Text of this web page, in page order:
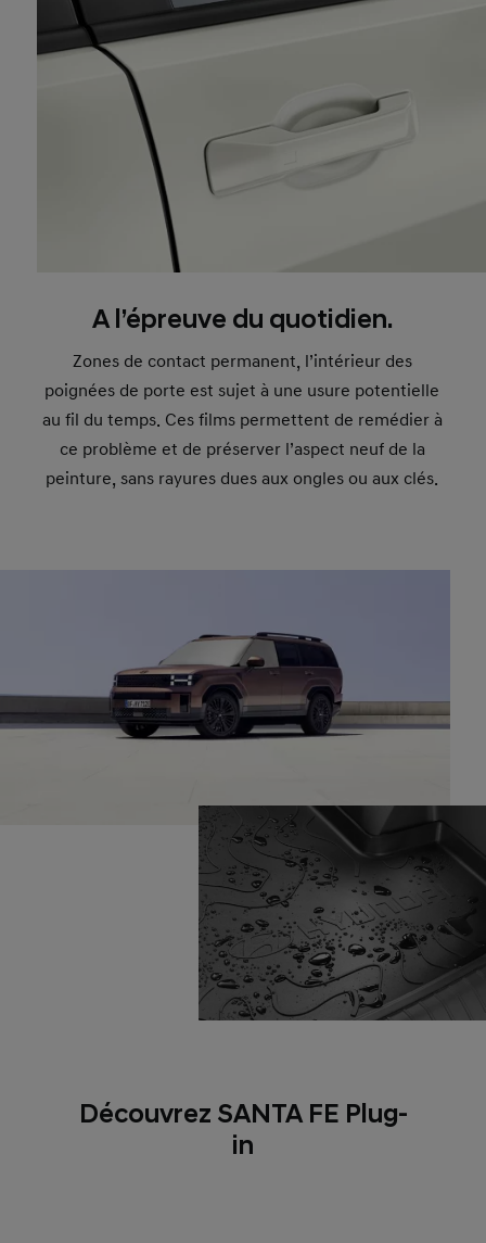
A l’épreuve du quotidien.
Zones de contact permanent, l’intérieur des
poignées de porte est sujet à une usure potentielle
au fil du temps. Ces films permettent de remédier à
ce problème et de préserver l’aspect neuf de la
peinture, sans rayures dues aux ongles ou aux clés.
Découvrez SANTA FE Plug-
in